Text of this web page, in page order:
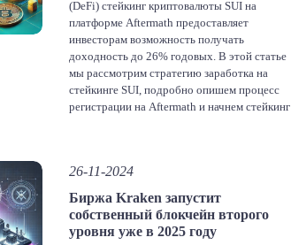
(DeFi) стейкинг криптовалюты SUI на
платформе Aftermath предоставляет
инвесторам возможность получать
доходность до 26% годовых. В этой статье
мы рассмотрим стратегию заработка на
стейкинге SUI, подробно опишем процесс
регистрации на Aftermath и начнем стейкинг
Facebook
Twitter
LinkedIn
VK
Отправить
26-11-2024
Биржа Kraken запустит
собственный блокчейн второго
уровня уже в 2025 году